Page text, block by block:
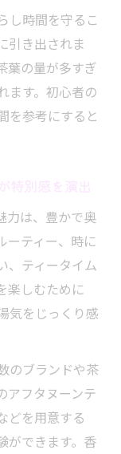
ティーのコ
ーンティー
ーブレンド
自宅が特別
と楽しみ方
ィータイム
毎日を華や
し時間を守るこ
引き出されま
葉の量が多すぎ
ます。初心者の
を参考にすると
力は、豊かで奥
ーティー、時に
、ティータイム
楽しむために
気をじっくり感
のブランドや茶
アフタヌーンテ
どを用意する
ができます。香